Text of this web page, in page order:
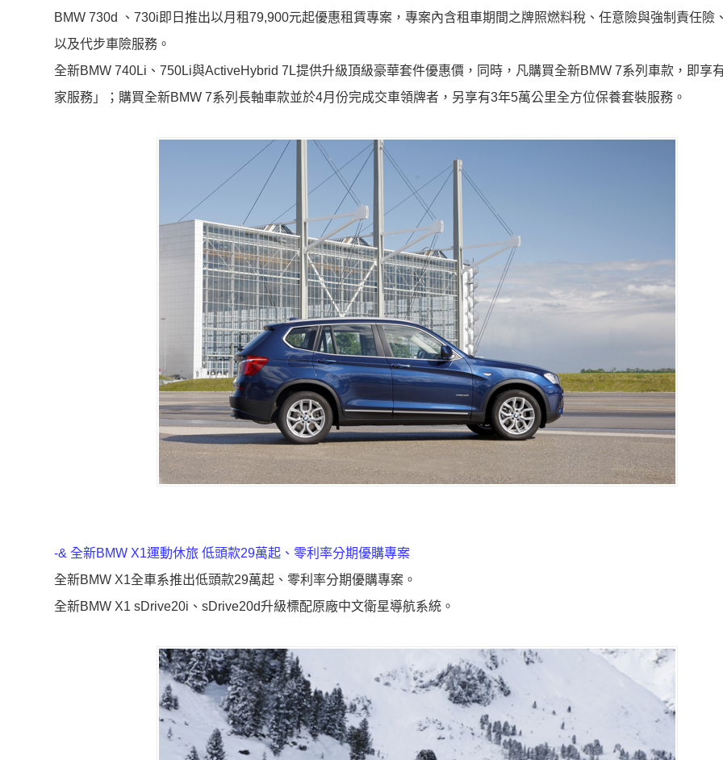
BMW 730d 、730i即日推出以月租79,900元起優惠租賃專案，專案內含租車期間之牌照燃料稅、任意險與強制責任險
以及代步車險服務。
全新BMW 740Li、750Li與ActiveHybrid 7L提供升級頂級豪華套件優惠價，同時，凡購買全新BMW 7系列車款，即享
家服務」；購買全新BMW 7系列長軸車款並於4月份完成交車領牌者，另享有3年5萬公里全方位保養套裝服務。
-& 全新BMW X1運動休旅 低頭款29萬起、零利率分期優購專案
全新BMW X1全車系推出低頭款29萬起、零利率分期優購專案。
全新BMW X1 sDrive20i、sDrive20d升級標配原廠中文衛星導航系統。